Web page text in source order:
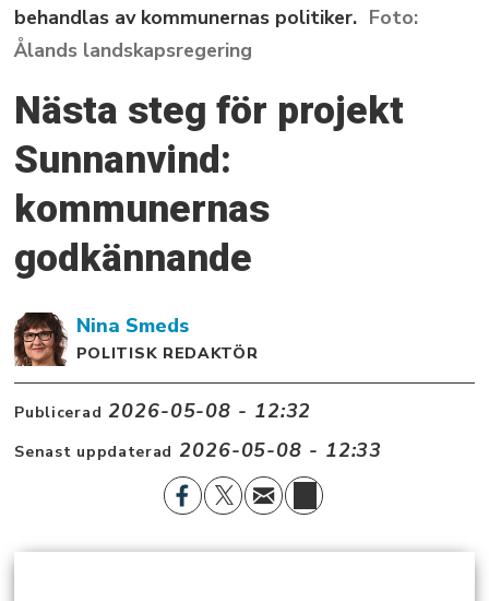
behandlas av kommunernas politiker.
Ålands landskapsregering
Nästa steg för projekt
Sunnanvind:
kommunernas
godkännande
Nina Smeds
POLITISK REDAKTÖR
Publicerad 2026-05-08 - 12:32
Senast uppdaterad 2026-05-08 - 12:33